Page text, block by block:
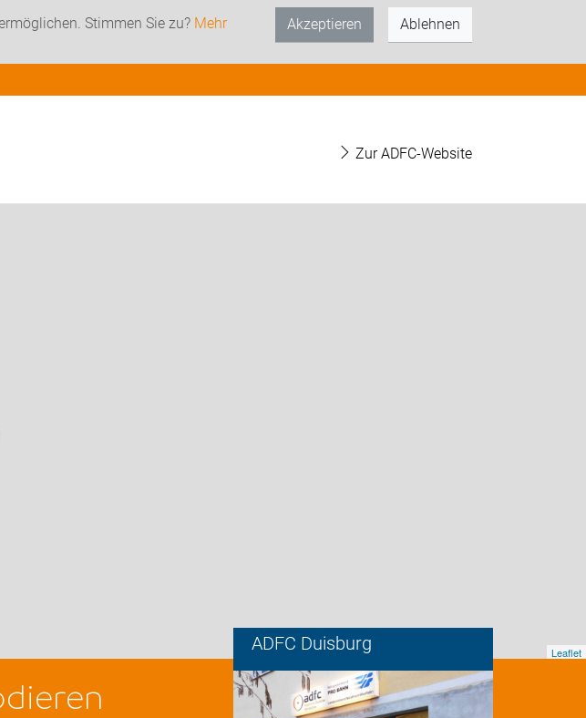
Stimmen Sie zu? Mehr
Akzeptieren Ablehnen
Zur ADFC-Website
Leaflet
ADFC Duisburg